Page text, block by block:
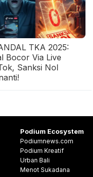
TKA 2025:
Bocor Via Live
Sanksi Nol
Podium Ecosystem
Podiumnews.com
Podium Kreatif
Urban Bali
Menot Sukadana